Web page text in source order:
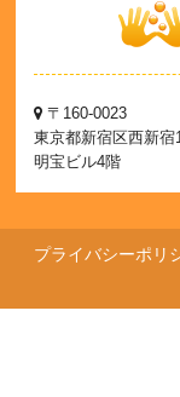
〒160-0023
東京都新宿区西新宿
明宝ビル4階
プライバシーポリ